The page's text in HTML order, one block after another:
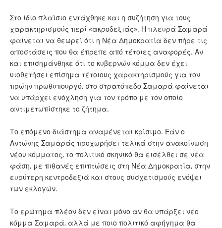
Στο ίδιο πλαίσιο εντάχθηκε και η συζήτηση για τους
χαρακτηρισμούς περί «ακροδεξιάς». Η πλευρά Σαμαρά
φαίνεται να θεωρεί ότι η Νέα Δημοκρατία δεν πήρε τις
αποστάσεις που θα έπρεπε από τέτοιες αναφορές. Αν
και επισημάνθηκε ότι το κυβερνών κόμμα δεν έχει
υιοθετήσει επίσημα τέτοιους χαρακτηρισμούς για τον
πρώην πρωθυπουργό, στο στρατόπεδο Σαμαρά φαίνεται
να υπάρχει ενόχληση για τον τρόπο με τον οποίο
αντιμετωπίστηκε το ζήτημα.
Το επόμενο διάστημα αναμένεται κρίσιμο. Εάν ο
Αντώνης Σαμαράς προχωρήσει τελικά στην ανακοίνωση
νέου κόμματος, το πολιτικό σκηνικό θα εισέλθει σε νέα
φάση, με πιθανές επιπτώσεις στη Νέα Δημοκρατία, στην
ευρύτερη κεντροδεξιά και στους συσχετισμούς ενόψει
των εκλογών.
Το ερώτημα πλέον δεν είναι μόνο αν θα υπάρξει νέο
κόμμα Σαμαρά, αλλά με ποιο πολιτικό αφήγημα θα